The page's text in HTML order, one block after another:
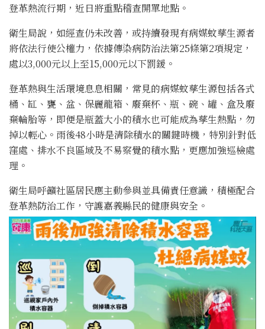
登革熱流行期，近日將重點稽查開單地點。
衛生局說，如經查仍未改善，或持續發現有病媒蚊孳生源者
將依法行使公權力，依據傳染病防治法第25條第2項規定，
處以3,000元以上至15,000元以下罰鍰。
登革熱與生活環境息息相關，常見的病媒蚊孳生源包括各式
桶、缸、甕、盆、保麗龍箱、廢棄杯、瓶、碗、罐、盒及廢
棄輪胎等，即便是瓶蓋大小的積水也可能成為孳生熱點，勿
掉以輕心。雨後48小時是清除積水的關鍵時機，特別針對低
窪處、排水不良區域及不易察覺的積水點，更應加強巡檢處
理。
衛生局呼籲社區居民應主動參與並具備責任意識，積極配合
登革熱防治工作，守護嘉義縣民的健康與安全。